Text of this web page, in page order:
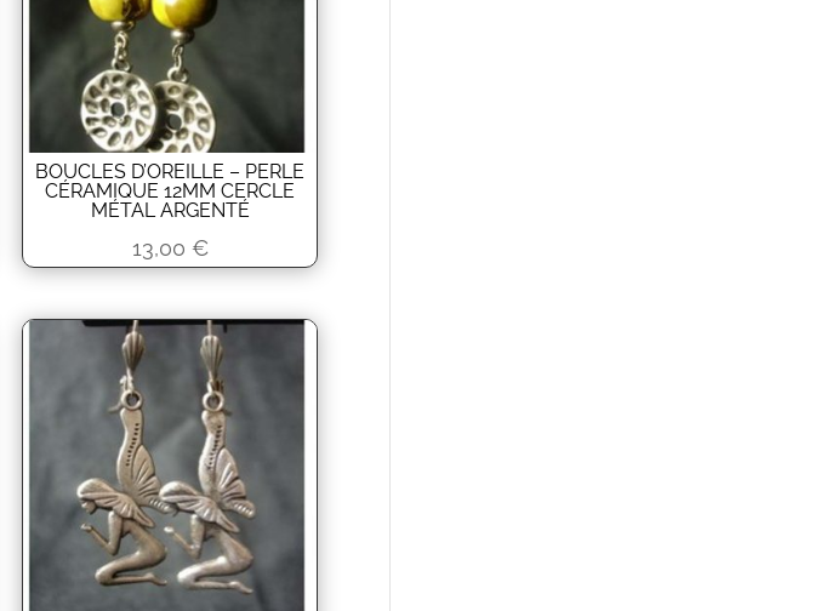
BOUCLES D’OREILLE – PERLE
CÉRAMIQUE 12MM CERCLE
MÉTAL ARGENTÉ
13,00 €